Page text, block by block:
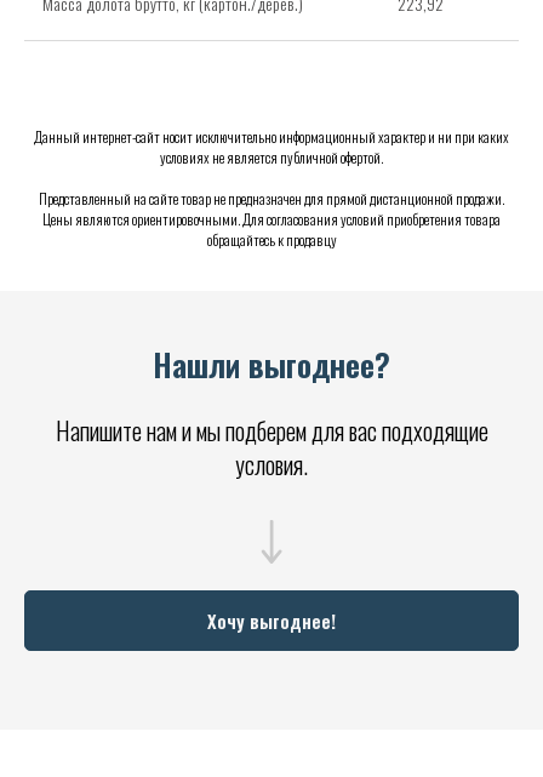
Данный интернет-сайт носит исключительно информационный характер и ни при каких
условиях не является публичной офертой.
Представленный на сайте товар не предназначен для прямой дистанционной продажи.
Цены являются ориентировочными. Для согласования условий приобретения товара
обращайтесь к продавцу
Нашли выгоднее?
Напишите нам и мы подберем для вас подходящие
условия.
Хочу выгоднее!